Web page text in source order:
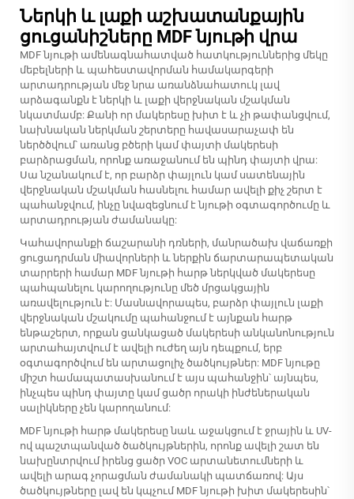
Ներկի և լաքի աշխատանքային
ցուցանիշները MDF նյութի վրա
MDF նյութի ամենագնահատված հատկություններից մեկը
մեբելների և պահեստավորման համակարգերի
արտադրության մեջ նրա առանձնահատուկ լավ
արձագանքն է ներկի և լաքի վերջնական մշակման
նկատմամբ: Քանի որ մակերեսը խիտ է և չի թափանցվում,
նախնական ներկման շերտերը հավասարաչափ են
ներծծվում՝ առանց բծերի կամ փայտի մակերեսի
բարձրացման, որոնք առաջանում են պինդ փայտի վրա:
Սա նշանակում է, որ բարձր փայլուն կամ սատենային
վերջնական մշակման հասնելու համար ավելի քիչ շերտ է
պահանջվում, ինչը նվազեցնում է նյութի օգտագործումը և
արտադրության ժամանակը:
Կահավորանքի ճաշարանի դռների, մանրածախ վաճառքի
ցուցադրման միավորների և ներքին ճարտարապետական
տարրերի համար MDF նյութի հարթ ներկված մակերեսը
պահպանելու կարողությունը մեծ մրցակցային
առավելություն է: Մասնավորապես, բարձր փայլուն լաքի
վերջնական մշակումը պահանջում է այնքան հարթ
ենթաշերտ, որքան ցանկացած մակերեսի անկանոնություն
արտահայտվում է ավելի ուժեղ այն դեպքում, երբ
օգտագործվում են արտացոլիչ ծածկույթներ: MDF նյութը
միշտ համապատասխանում է այս պահանջին՝ այնպես,
ինչպես պինդ փայտը կամ ցածր որակի ինժեներական
սալիկները չեն կարողանում:
MDF նյութի հարթ մակերեսը նաև աջակցում է ջրային և UV-
ով պաշտպանված ծածկույթներին, որոնք ավելի շատ են
նախընտրվում իրենց ցածր VOC արտանետումների և
ավելի արագ չորացման ժամանակի պատճառով: Այս
ծածկույթները լավ են կպչում MDF նյութի խիտ մակերեսին՝